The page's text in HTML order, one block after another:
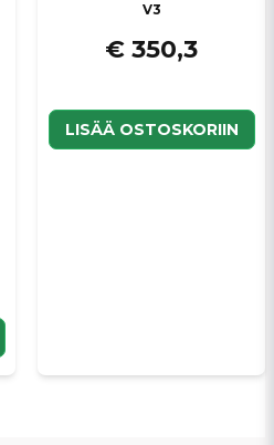
V3
€ 350,3
LISÄÄ OSTOSKORIIN